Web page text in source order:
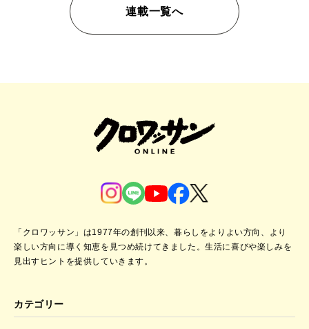
連載一覧へ
「クロワッサン」は1977年の創刊以来、暮らしをよりよい方向、より
楽しい方向に導く知恵を見つめ続けてきました。生活に喜びや楽しみを
見出すヒントを提供していきます。
カテゴリー